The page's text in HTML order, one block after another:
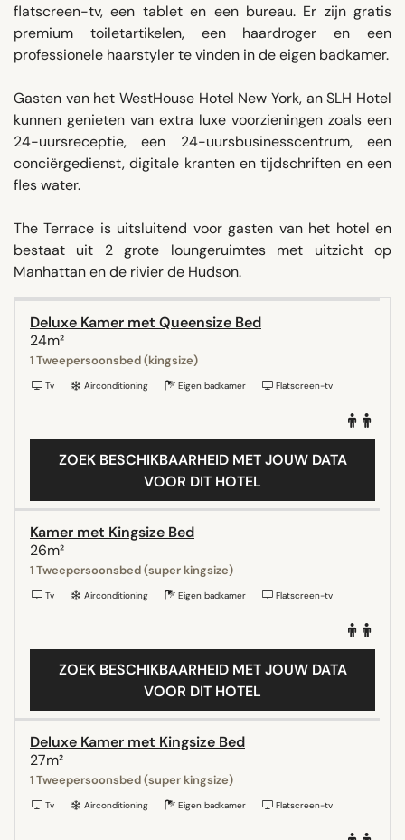
flatscreen-tv, een tablet en een bureau. Er zijn gratis
premium toiletartikelen, een haardroger en een
professionele haarstyler te vinden in de eigen badkamer.
Gasten van het WestHouse Hotel New York, an SLH Hotel
kunnen genieten van extra luxe voorzieningen zoals een
24-uursreceptie, een 24-uursbusinesscentrum, een
conciërgedienst, digitale kranten en tijdschriften en een
fles water.
The Terrace is uitsluitend voor gasten van het hotel en
bestaat uit 2 grote loungeruimtes met uitzicht op
Manhattan en de rivier de Hudson.
Deluxe Kamer met Queensize Bed
24m²
1 Tweepersoonsbed (kingsize)
Tv Airconditioning Eigen badkamer Flatscreen-tv
ZOEK BESCHIKBAARHEID MET JOUW DATA
VOOR DIT HOTEL
Kamer met Kingsize Bed
26m²
1 Tweepersoonsbed (super kingsize)
Tv Airconditioning Eigen badkamer Flatscreen-tv
ZOEK BESCHIKBAARHEID MET JOUW DATA
VOOR DIT HOTEL
Deluxe Kamer met Kingsize Bed
27m²
1 Tweepersoonsbed (super kingsize)
Tv Airconditioning Eigen badkamer Flatscreen-tv